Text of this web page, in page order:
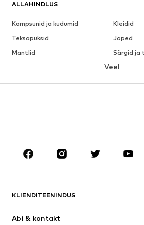
ALLAHINDLUS
Kampsunid ja kudumid
Kleidid
Teksapüksid
Joped
Mantlid
Särgid ja
Pesu
Seelikud
Pluusid ja
Aksessuaarid
Premium
Uus
Veel
KLIENDITEENINDUS
Abi & kontakt